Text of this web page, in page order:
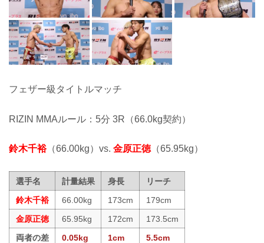
フェザー級タイトルマッチ
RIZIN MMAルール：5分 3R（66.0kg契約）
鈴木千裕（66.00kg）vs. 金原正徳（65.95kg）
選手名 計量結果 身長
リーチ
鈴木千裕
66.00kg 173cm
179cm
金原正徳
65.95kg 172cm
173.5cm
両者の差
0.05kg 1cm 5.5cm